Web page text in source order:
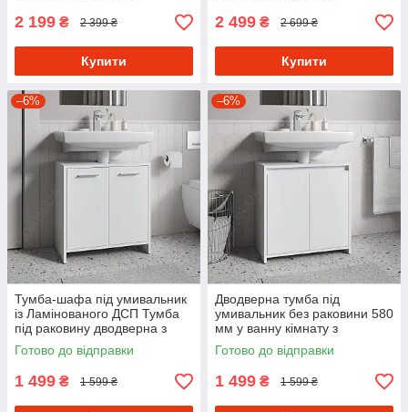
2 199 ₴ 2 399 ₴
Купити
2 499 ₴ 2 699 ₴
Купити
–6%
Тумба-шафа під умивальник
із Ламінованого ДСП Тумба
під раковину дводверна з
полицею для зберігання
Готово до відправки
1 499 ₴ 1 599 ₴
–6%
Дводверна тумба під
умивальник без раковини 580
мм у ванну кімнату з
Ламінованого ДСП
Готово до відправки
1 499 ₴ 1 599 ₴